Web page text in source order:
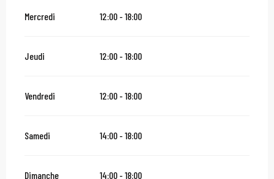
Mercredi 12:00 - 18:00
Jeudi 12:00 - 18:00
Vendredi 12:00 - 18:00
Samedi 14:00 - 18:00
Dimanche 14:00 - 18:00